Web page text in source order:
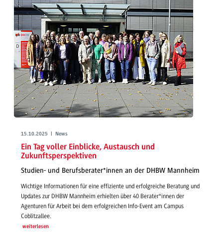
15.10.2025 | News
Ein Tag voller Einblicke, Austausch und
Zukunftsperspektiven
Studien- und Berufsberater*innen an der DHBW Mannheim
Wichtige Informationen für eine effiziente und erfolgreiche Beratung und
Updates zur DHBW Mannheim erhielten über 40 Berater*innen der
Agenturen für Arbeit bei dem erfolgreichen Info-Event am Campus
Coblitzallee.
weiterlesen